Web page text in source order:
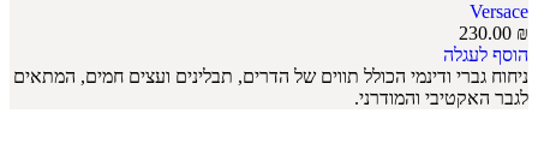
Versace
230.00 ₪
הוסף לעגלה
ניחוח גברי ודינמי הכולל תווים של הדרים, תבלינים ועצים חמים, המתאים
לגבר האקטיבי והמודרני.